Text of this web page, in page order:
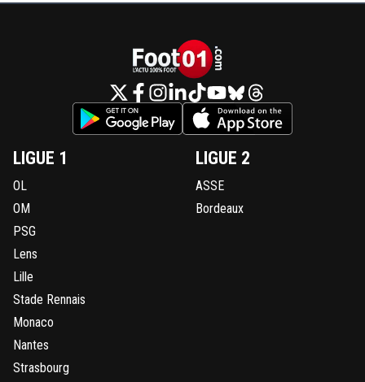
LIGUE 1
OL
OM
PSG
Lens
Lille
Stade Rennais
Monaco
Nantes
Strasbourg
LIGUE 2
ASSE
Bordeaux